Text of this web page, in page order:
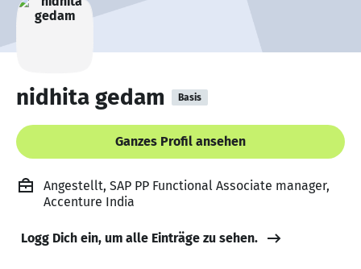
nidhita gedam Basis
Ganzes Profil ansehen
Angestellt, SAP PP Functional Associate manager,
Accenture India
Logg Dich ein, um alle Einträge zu sehen.